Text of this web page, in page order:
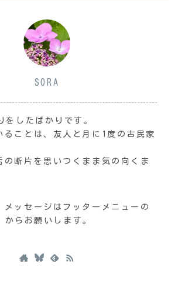
SORA
をしたばかりです。
ることは、友人と月に1度の古民家
の断片を思いつくまま気の向くま
メッセージはフッターメニューの
らお願いします。